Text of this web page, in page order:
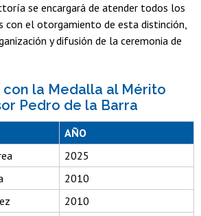
se encargará de atender todos los
con el otorgamiento de esta distinción,
y difusión de la ceremonia de
la Medalla al Mérito
Pedro de la Barra
AÑO
2025
2010
2010